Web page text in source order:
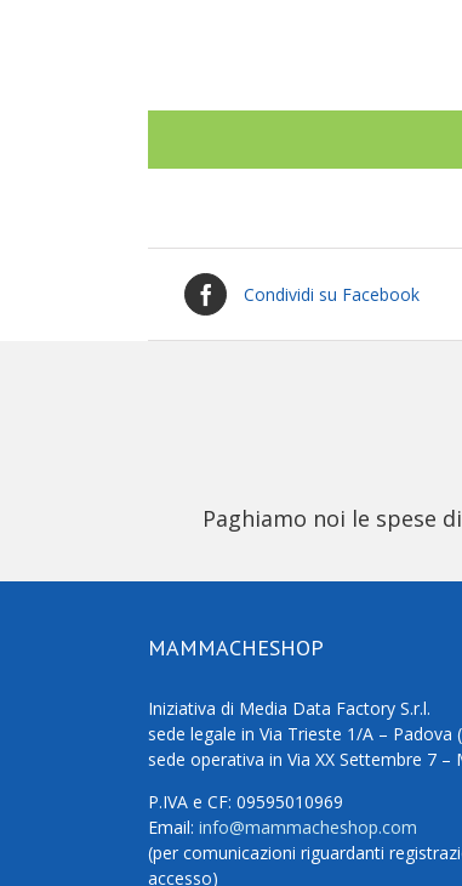
Condividi su Facebook
Paghiamo noi le spese
MAMMACHESHOP
Iniziativa di Media Data Factory S.r.l.
sede legale in Via Trieste 1/A – Padova
sede operativa in Via XX Settembre 7 –
P.IVA e CF: 09595010969
Email: info@mammacheshop.com
(per comunicazioni riguardanti
accesso)